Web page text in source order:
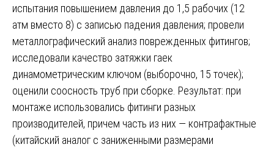
испытания повышением давления до 1,5 рабочих (12
атм вместо 8) с записью падения давления; провели
металлографический анализ поврежденных фитингов;
исследовали качество затяжки гаек
динамометрическим ключом (выборочно, 15 точек);
оценили соосность труб при сборке. Результат: при
монтаже использовались фитинги разных
производителей, причем часть из них — контрафактные
(китайский аналог с заниженными размерами